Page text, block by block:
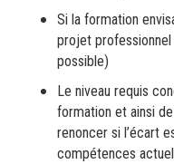
Si la formation
projet
possible)
Le niveau requis
formation et ainsi
renoncer si l’écart
compétences